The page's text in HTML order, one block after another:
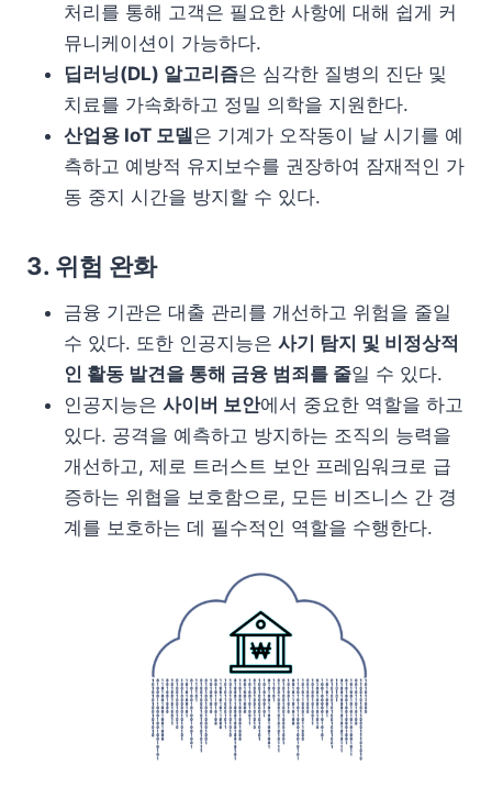
처리를 통해 고객은 필요한 사항에 대해 쉽게 커
뮤니케이션이 가능하다.
딥러닝(DL) 알고리즘은 심각한 질병의 진단 및
치료를 가속화하고 정밀 의학을 지원한다.
산업용 IoT 모델은 기계가 오작동이 날 시기를 예
측하고 예방적 유지보수를 권장하여 잠재적인 가
동 중지 시간을 방지할 수 있다.
3. 위험 완화
금융 기관은 대출 관리를 개선하고 위험을 줄일
수 있다. 또한 인공지능은 사기 탐지 및 비정상적
인 활동 발견을 통해 금융 범죄를 줄일 수 있다.
인공지능은 사이버 보안에서 중요한 역할을 하고
있다. 공격을 예측하고 방지하는 조직의 능력을
개선하고, 제로 트러스트 보안 프레임워크로 급
증하는 위협을 보호함으로, 모든 비즈니스 간 경
계를 보호하는 데 필수적인 역할을 수행한다.